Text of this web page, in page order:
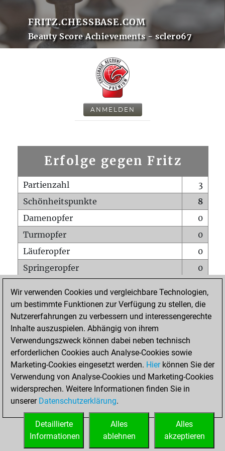
FRITZ.CHESSBASE.COM
Beauty Score Achievements - sclero67
ANMELDEN
Erfolge gegen Fritz
Partienzahl
3
Schönheitspunkte
8
Damenopfer
0
Turmopfer
0
Läuferopfer
0
Springeropfer
0
Matt auf vollem Brett
0
Bauer setzt Matt
0
Erstickte Matts
Unterverwandlungen
Türme auf der siebten
0
STARTSEITE
Wir verwenden Cookies und vergleichbare Technologien,
um bestimmte Funktionen zur Verfügung zu stellen, die
Nutzererfahrungen zu verbessern und interessengerechte
Inhalte auszuspielen. Abhängig von ihrem
Verwendungszweck können dabei neben technisch
erforderlichen Cookies auch Analyse-Cookies sowie
Marketing-Cookies eingesetzt werden. Hierkönnen Sie der
Verwendung von Analyse-Cookies und Marketing-Cookies
widersprechen. Weitere Informationen finden Sie in
unserer Datenschutzerklärung.
Alles
akzeptieren
Alles
ablehnen
Detaillierte
Informationen